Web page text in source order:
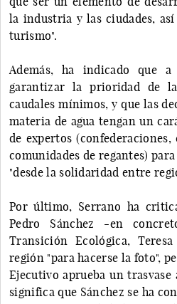
la industria y las ciudades,
turismo".
Además, ha indicado que
garantizar la prioridad de
caudales mínimos, y que las
materia de agua tengan un
de expertos
comunidades de regantes)
"desde la solidaridad entre
Por último, Serrano ha
Pedro Sánchez -en
Transición Ecológica,
región "para hacerse la foto",
Ejecutivo aprueba un trasvase
significa que Sánchez se ha